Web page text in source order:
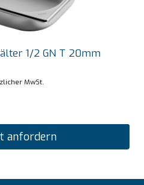
1/2 GN T 20mm
MwSt.
anfordern